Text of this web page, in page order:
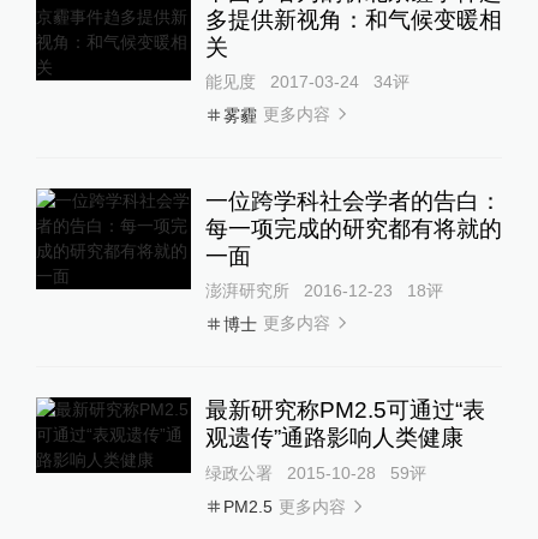
多提供新视角：和气候变暖相
关
能见度 2017-03-24 34评
雾霾 更多内容
一位跨学科社会学者的告白：
每一项完成的研究都有将就的
一面
澎湃研究所 2016-12-23 18评
博士 更多内容
最新研究称PM2.5可通过“表
观遗传”通路影响人类健康
绿政公署 2015-10-28 59评
PM2.5 更多内容